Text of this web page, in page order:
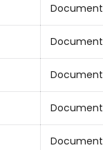
Document
Document
Document
Document
Document